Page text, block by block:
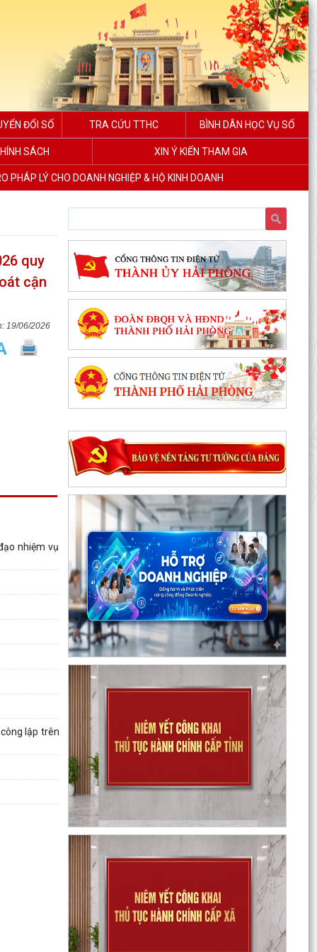
ĐỔI SỐ TRA CỨU TTHC BÌNH DÂN HỌC VỤ SỐ
SÁCH XIN Ý KIẾN THAM GIA
PHÁP LÝ CHO DOANH NGHIỆP & HỘ KINH DOANH
quy
cận
19/06/2026
nhiệm vụ
lập trên
Kế hoạch thực hiện Nghị quyết số 11-NQ/TU,
ngày 15/7/2026 của Ban Chấp hành Đảng bộ
thành phố về...
Tăng cường công tác đấu tranh, ngăn chặn
hoạt động săn bắt, buôn bán trái phép chim
hoang dã,...
Thông báo phun trừ sâu cuốn lá nhỏ lứa 5 gây
hại lúa vụ Mùa năm 2026
Phối hợp triển khai các hoạt động trước khi
ngừng hoạt động mạng thông tin di động công
nghệ 2G
Thông báo Tuyển ứng viên điều dưỡng, nhân
viên chăm sóc đi làm việc tại Nhật Bản theo
chương trình...